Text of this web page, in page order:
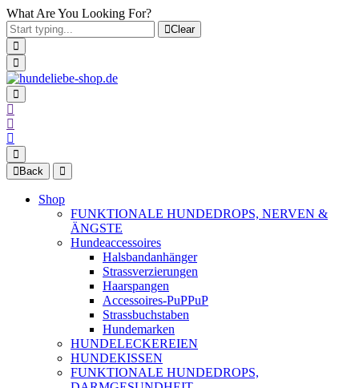
What Are You Looking For?
Clear
Back
Shop
FUNKTIONALE HUNDEDROPS, NERVEN &
ÄNGSTE
Hundeaccessoires
Halsbandanhänger
Strassverzierungen
Haarspangen
Accessoires-PuPPuP
Strassbuchstaben
Hundemarken
HUNDELECKEREIEN
HUNDEKISSEN
FUNKTIONALE HUNDEDROPS,